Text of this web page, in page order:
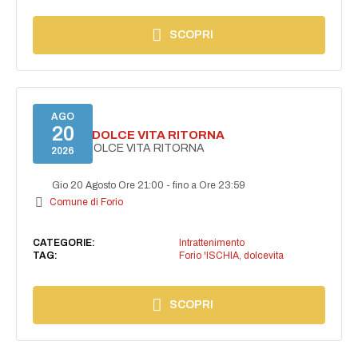
SCOPRI
AGO
20
2026
FORIO LA DOLCE VITA RITORNA
FORIO LA DOLCE VITA RITORNA
Gio 20 Agosto Ore 21:00 -fino a Ore 23:59
Comune di Forio
CATEGORIE:
Intrattenimento
TAG:
Forio 'ISCHIA, dolcevita
SCOPRI